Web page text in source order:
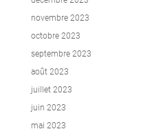
novembre 2023
octobre 2023
septembre 2023
août 2023
juillet 2023
juin 2023
mai 2023